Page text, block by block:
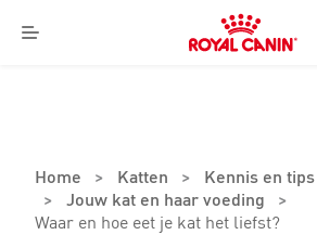
Menu
Royal
Canin
Home > Katten >
Kennis en
> Jouw kat en haar voeding
>
Waar en hoe eet je kat het liefst?